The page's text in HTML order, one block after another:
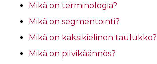
Mikä on terminologia?
Mikä on segmentointi?
Mikä on kaksikielinen taulukko?
Mikä on pilvikäännös?